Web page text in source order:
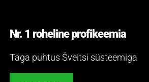
Nr. 1 roheline profikeemia
Taga puhtus Šveitsi süsteemiga